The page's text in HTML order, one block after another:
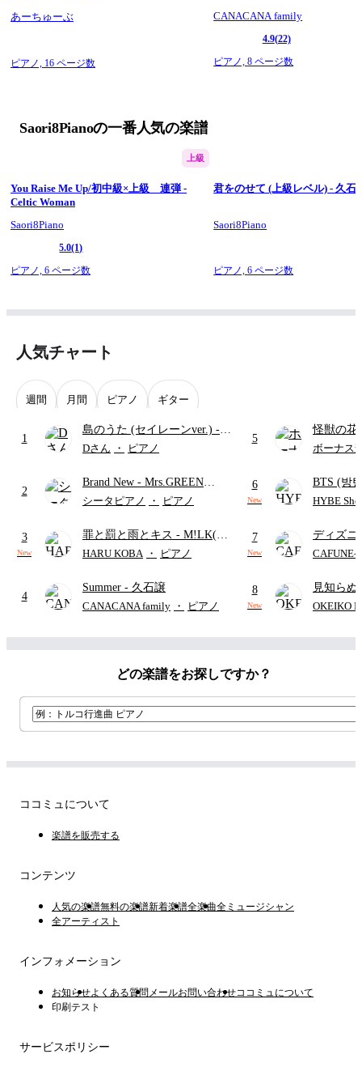
あーちゅーぶ
ピアノ, 16 ページ数
CANACANA family
4.9(22)
ピアノ,8 ページ数
Saori8Pianoの一番人気の楽譜
上級
You Raise Me Up/初中級×上級 連弾 -
Celtic Woman
Saori8Piano
5.0(1)
ピアノ, 6 ページ数
君をのせて (上級レベル) - 久石
Saori8Piano
ピアノ,6 ページ数
人気チャート
週間 月間 ピアノ ギター
1
島のうた (セイレーンver.) -
セイレーン(CV.鈴木みのり)
ード・ペダル付き/『映画ちい
かわ 人魚の島のひみつ』よ
Dさん ・ ピアノ
2
Brand New - Mrs.GREEN
APPLE
シータピアノ ・ ピアノ
3
New
罪と罰と雨とキス - M!LK(佐
野勇斗&吉田仁人)
HARU KOBA ・ ピアノ
4
Summer - 久石譲
CANACANA family ・ ピアノ
5
怪獣の
ードパー
ボーナス
6
New
BTS (방
HYBE
7
New
ディズ
レー-
ード有)
CAFUNE-
8
New
見知ら
ャツが乾
OKEIKO
どの楽譜をお探しですか？
ココミュについて
楽譜を販売する
コンテンツ
人気の楽譜無料の楽譜新着楽譜全楽曲全ミュージシャン
全アーティスト
インフォメーション
お知らせよくある質問 メールお問い合わせココミュについて
印刷テスト
サービスポリシー